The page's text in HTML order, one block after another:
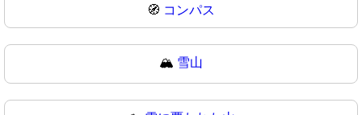
🧭 コンパス
🏔️ 雪山